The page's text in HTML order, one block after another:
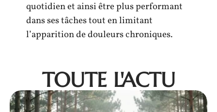
quotidien et ainsi être plus performant
dans ses tâches tout en limitant
l’apparition de douleurs chroniques.
TOUTE L'ACTU